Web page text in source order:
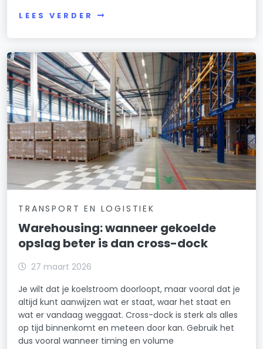
LEES VERDER
TRANSPORT EN LOGISTIEK
Warehousing: wanneer gekoelde
opslag beter is dan cross-dock
27 maart 2026
Je wilt dat je koelstroom doorloopt, maar vooral dat je
altijd kunt aanwijzen wat er staat, waar het staat en
wat er vandaag weggaat. Cross-dock is sterk als alles
op tijd binnenkomt en meteen door kan. Gebruik het
dus vooral wanneer timing en volume